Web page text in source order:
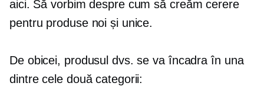
aici. Să vorbim despre cum să creăm cerere
pentru produse noi și unice.
De obicei, produsul dvs. se va încadra în una
dintre cele două categorii: